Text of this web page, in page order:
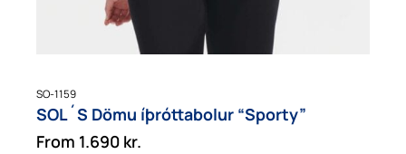
SO-1159
SOL´S Dömu íþróttabolur “Sporty”
From 1.690 kr.